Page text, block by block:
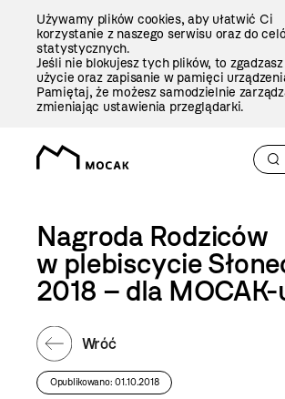
Używamy plików cookies, aby ułatwić Ci
korzystanie z naszego serwisu oraz do
statystycznych.
Jeśli nie blokujesz tych plików, to
użycie oraz zapisanie w pamięci
Pamiętaj, że możesz samodzielnie
zmieniając ustawienia przeglądarki.
Nagroda Rodziców
w plebiscycie
2018 – dla MOCAK-
Wróć
Opublikowano: 01.10.2018